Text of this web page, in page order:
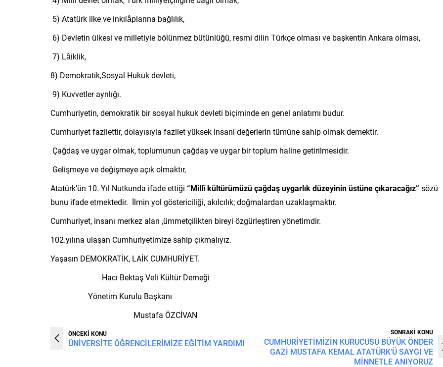
5) Atatürk ilke ve inkılâplarına bağlılık,
6) Devletin ülkesi ve milletiyle bölünmez bütünlüğü, resmi dilin Türkçe olması ve başkentin Ankara olması,
7) Lâiklik,
8) Demokratik,Sosyal Hukuk devleti,
9) Kuvvetler ayrılığı.
Cumhuriyetin, demokratik bir sosyal hukuk devleti biçiminde en genel anlatımı budur.
Cumhuriyet fazilettir, dolayısıyla fazilet yüksek insani değerlerin tümüne sahip olmak demektir.
Çağdaş ve uygar olmak, toplumunun çağdaş ve uygar bir toplum haline getirilmesidir.
Gelişmeye ve değişmeye açık olmaktır,
Atatürk’ün 10. Yıl Nutkunda ifade ettiği “Millî kültürümüzü çağdaş uygarlık düzeyinin üstüne çıkaracağız” sözü
bunu ifade etmektedir. İlmin yol göstericiliği, akılcılık; doğmalardan uzaklaşmaktır.
Cumhuriyet, insanı merkez alan ,ümmetçilikten bireyi özgürleştiren yönetimdir.
102.yılına ulaşan Cumhuriyetimize sahip çıkmalıyız.
Yaşasın DEMOKRATİK, LAİK CUMHURİYET.
Hacı Bektaş Veli Kültür Derneği
Yönetim Kurulu Başkanı
Mustafa ÖZCİVAN
ÖNCEKİ KONU
ÜNİVERSİTE ÖĞRENCİLERİMİZE EĞİTİM YARDIMI
SONRAKİ KONU
CUMHURİYETİMİZİN KURUCUSU BÜYÜK ÖNDER
GAZİ MUSTAFA KEMAL ATATÜRK’Ü SAYGI VE
MİNNETLE ANIYORUZ